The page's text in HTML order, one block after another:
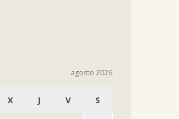
agosto 2026
X J V S